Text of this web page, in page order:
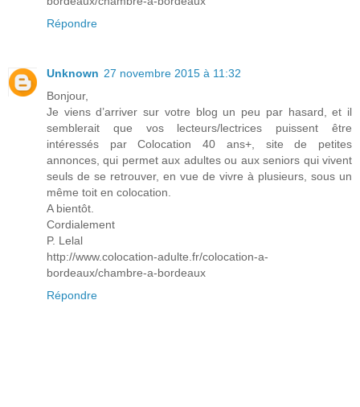
Répondre
Unknown 27 novembre 2015 à 11:32
Bonjour,
Je viens d’arriver sur votre blog un peu par hasard, et il
semblerait que vos lecteurs/lectrices puissent être
intéressés par Colocation 40 ans+, site de petites
annonces, qui permet aux adultes ou aux seniors qui vivent
seuls de se retrouver, en vue de vivre à plusieurs, sous un
même toit en colocation.
A bientôt.
Cordialement
P. Lelal
http://www.colocation-adulte.fr/colocation-a-
bordeaux/chambre-a-bordeaux
Répondre